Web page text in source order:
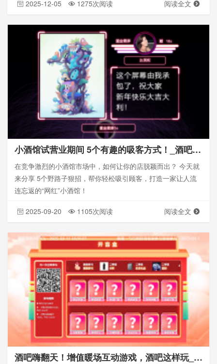
2025-12-05 1275次阅读 阅读全文
小酒馆试营业期间 5个有趣的吸客方式！_酒吧现场大屏幕互动软件
在竞争激烈的小酒馆市场中，如何让你的店脱颖而出？ 今天就
来分享 5个野路子狠招，帮你轻松吸引顾客，打造一家让人流
连忘返的“网红”小酒馆！
2025-09-20 1105次阅读 阅读全文
酒吧嗨翻天！增值暖场互动游戏，酒吧这样玩_酒吧大屏幕互动